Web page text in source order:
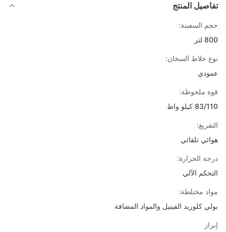
المنتج
السفينة:
خلاط السخان:
ملحوظة:
كيلو واط
تلقائي
الحرارة:
الآلي
مختلطة:
كلوريد الفينيل والمواد المضافة